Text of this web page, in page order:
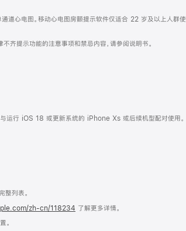
心电图。移动心电图房颤提示软件仅适合 22 岁及以上人群使
提示功能的注意事项和禁忌内容，请参阅说明书。
行 iOS 18 或更新系统的 iPhone Xs 或后续机型配对使用。
整列表。
zh-cn/118234 了解更多详情。
。